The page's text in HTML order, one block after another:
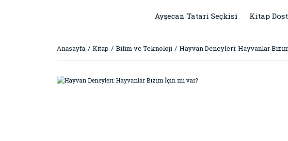
Ayşecan Tatari Seçkisi Kitap
Anasayfa Kitap Bilim ve Teknoloji Hayvan Deneyleri: Hayvanlar